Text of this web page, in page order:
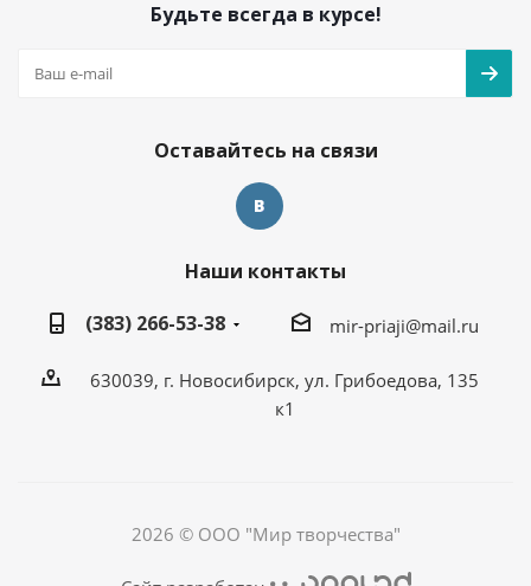
Будьте всегда в курсе!
Оставайтесь на связи
Наши контакты
(383) 266-53-38
mir-priaji@mail.ru
630039, г. Новосибирск, ул. Грибоедова, 135
к1
2026 © ООО "Мир творчества"